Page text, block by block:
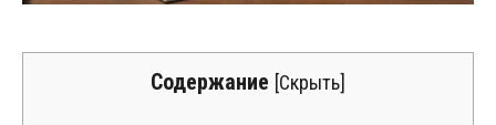
Содержание [Скрыть]